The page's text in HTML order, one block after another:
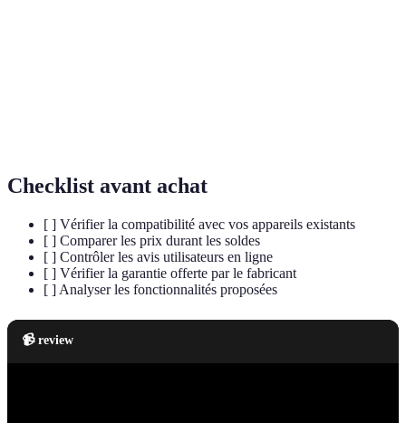
Checklist avant achat
[ ] Vérifier la compatibilité avec vos appareils existants
[ ] Comparer les prix durant les soldes
[ ] Contrôler les avis utilisateurs en ligne
[ ] Vérifier la garantie offerte par le fabricant
[ ] Analyser les fonctionnalités proposées
📹 review